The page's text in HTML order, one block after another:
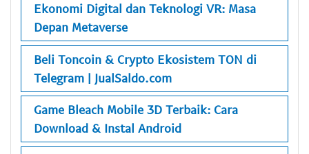
Ekonomi Digital dan Teknologi VR: Masa
Depan Metaverse
Beli Toncoin & Crypto Ekosistem TON di
Telegram | JualSaldo.com
Game Bleach Mobile 3D Terbaik: Cara
Download & Instal Android